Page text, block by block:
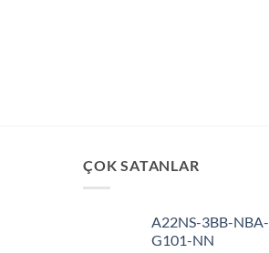
ÇOK SATANLAR
A22NS-3BB-NBA-
G101-NN